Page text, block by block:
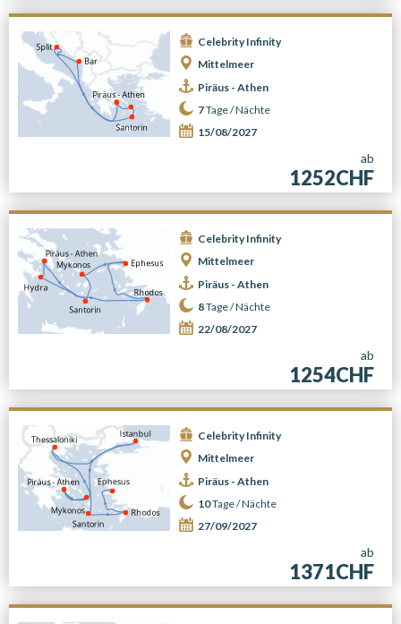
Celebrity Infinity
Mittelmeer
Piräus - Athen
7Tage /Nächte
15/08/2027
ab
1252CHF
Celebrity Infinity
Mittelmeer
Piräus - Athen
8Tage /Nächte
22/08/2027
ab
1254CHF
Celebrity Infinity
Mittelmeer
Piräus - Athen
10Tage /Nächte
27/09/2027
ab
1371CHF